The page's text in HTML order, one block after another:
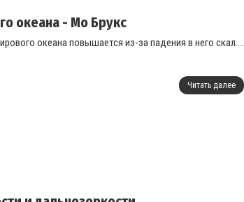
океана - Мо Брукс
океана повышается из-за падения в него скал....
Читать далее